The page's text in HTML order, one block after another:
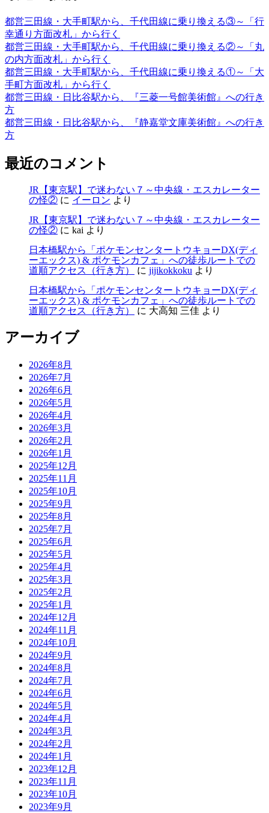
都営三田線・大手町駅から、千代田線に乗り換える③～「行
幸通り方面改札」から行く
都営三田線・大手町駅から、千代田線に乗り換える②～「丸
の内方面改札」から行く
都営三田線・大手町駅から、千代田線に乗り換える①～「大
手町方面改札」から行く
都営三田線・日比谷駅から、『三菱一号館美術館』への行き
方
都営三田線・日比谷駅から、『静嘉堂文庫美術館』への行き
方
最近のコメント
JR【東京駅】で迷わない７～中央線・エスカレーター
の怪② に イーロン より
JR【東京駅】で迷わない７～中央線・エスカレーター
の怪② に kai より
日本橋駅から「ポケモンセンタートウキョーDX(ディ
ーエックス) & ポケモンカフェ」への徒歩ルートでの
道順アクセス（行き方）
に jijikokkoku より
日本橋駅から「ポケモンセンタートウキョーDX(ディ
ーエックス) & ポケモンカフェ」への徒歩ルートでの
道順アクセス（行き方）
に 大高知 三佳 より
アーカイブ
2026年8月
2026年7月
2026年6月
2026年5月
2026年4月
2026年3月
2026年2月
2026年1月
2025年12月
2025年11月
2025年10月
2025年9月
2025年8月
2025年7月
2025年6月
2025年5月
2025年4月
2025年3月
2025年2月
2025年1月
2024年12月
2024年11月
2024年10月
2024年9月
2024年8月
2024年7月
2024年6月
2024年5月
2024年4月
2024年3月
2024年2月
2024年1月
2023年12月
2023年11月
2023年10月
2023年9月